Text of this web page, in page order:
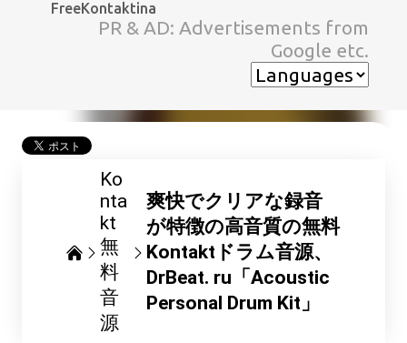
スキップしてメイン コンテンツに移動
FreeKontaktina
PR & AD: Advertisements from
Google etc.
Ko
nta
kt
無
料
音
源
爽快でクリアな録音
が特徴の高音質の無料
Kontaktドラム音源、
DrBeat. ru「Acoustic
Personal Drum Kit」